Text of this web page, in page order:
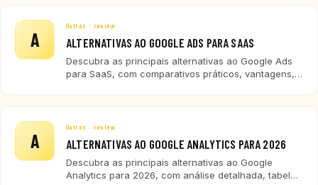
A
Outros · review
ALTERNATIVAS AO GOOGLE ADS PARA SAAS
Descubra as principais alternativas ao Google Ads
para SaaS, com comparativos práticos, vantagens,
A
Outros · review
ALTERNATIVAS AO GOOGLE ANALYTICS PARA 2026
Descubra as principais alternativas ao Google
Analytics para 2026, com análise detalhada, tabela